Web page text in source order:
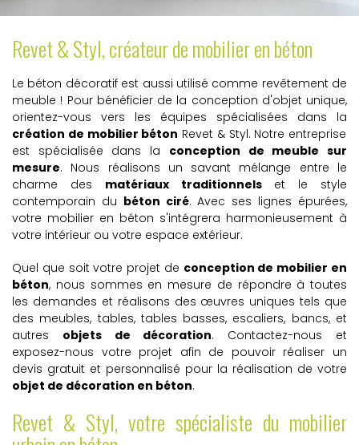
Revet & Styl, créateur de mobilier en béton
Le béton décoratif est aussi utilisé comme revêtement de
meuble ! Pour bénéficier de la conception d'objet unique,
orientez-vous vers les équipes spécialisées dans la
création de mobilier béton Revet & Styl. Notre entreprise
est spécialisée dans la conception de meuble sur
mesure. Nous réalisons un savant mélange entre le
charme des matériaux traditionnelset le style
contemporain du béton ciré. Avec ses lignes épurées,
votre mobilier en béton s'intégrera harmonieusement à
votre intérieur ou votre espace extérieur.
Quel que soit votre projet de conception de mobilier en
béton, nous sommes en mesure de répondre à toutes
les demandes et réalisons des œuvres uniques tels que
des meubles, tables, tables basses, escaliers, bancs, et
autres objets de décoration. Contactez-nous et
exposez-nous votre projet afin de pouvoir réaliser un
devis gratuit et personnalisé pour la réalisation de votre
objet de décoration en béton.
Revet & Styl, votre spécialiste du mobilier